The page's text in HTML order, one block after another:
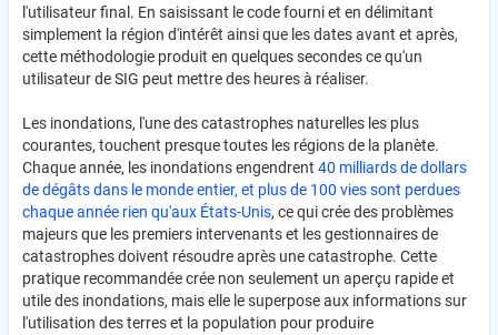
l'utilisateur final. En saisissant le code fourni et en délimitant
simplement la région d'intérêt ainsi que les dates avant et après,
cette méthodologie produit en quelques secondes ce qu'un
utilisateur de SIG peut mettre des heures à réaliser.
Les inondations, l'une des catastrophes naturelles les plus
courantes, touchent presque toutes les régions de la planète.
Chaque année, les inondations engendrent 40 milliards de dollars
de dégâts dans le monde entier, et plus de 100 vies sont perdues
chaque année rien qu'aux États-Unis, ce qui crée des problèmes
majeurs que les premiers intervenants et les gestionnaires de
catastrophes doivent résoudre après une catastrophe. Cette
pratique recommandée crée non seulement un aperçu rapide et
utile des inondations, mais elle le superpose aux informations sur
l'utilisation des terres et la population pour produire